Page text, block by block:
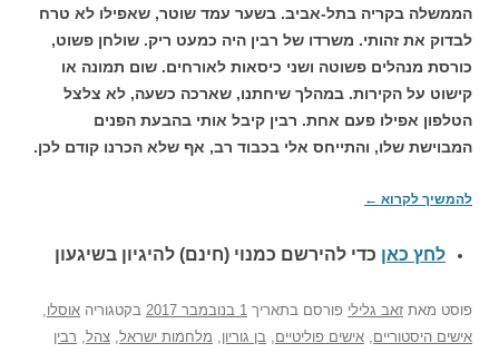
הממשלה בקריה בתל-אביב. בשער עמד שוטר, שאפילו לא טרח
לבדוק את זהותי. משרדו של רבין היה כמעט ריק. שולחן פשוט,
כורסת מנהלים פשוטה ושני כיסאות לאורחים. שום תמונה או
קישוט על הקירות. במהלך שיחתנו, שארכה כשעה, לא צלצל
הטלפון אפילו פעם אחת. רבין קיבל אותי בהבעת הפנים
המבוישת שלו, והתייחס אלי בכבוד רב, אף שלא הכרנו קודם לכן.
להמשיך לקרוא ←
לחץ כאן כדי להירשם כמנוי (חינם) להיגיון בשיגעון
פוסט מאת זאב גלילי פורסם בתאריך 1 בנובמבר 2017 בקטגוריה אוסלו
אישים היסטוריים אישים פוליטיים בן גוריון מלחמות ישראל צהל רבין